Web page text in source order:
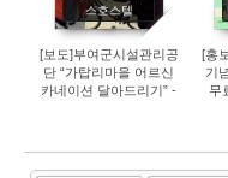
스호스텔
[보도]부여군시설관리공
단 “가탑리마을 어르신
카네이션 달아드리기” -
[홍
기
무